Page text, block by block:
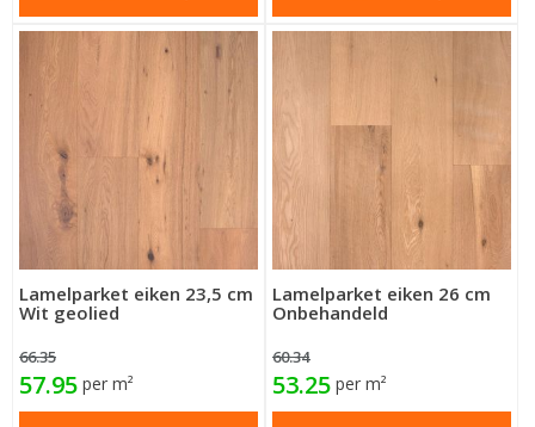
Lamelparket eiken 23,5 cm
Wit geolied
66.35
57.95 per m²
Lamelparket eiken 26 cm
Onbehandeld
60.34
53.25 per m²